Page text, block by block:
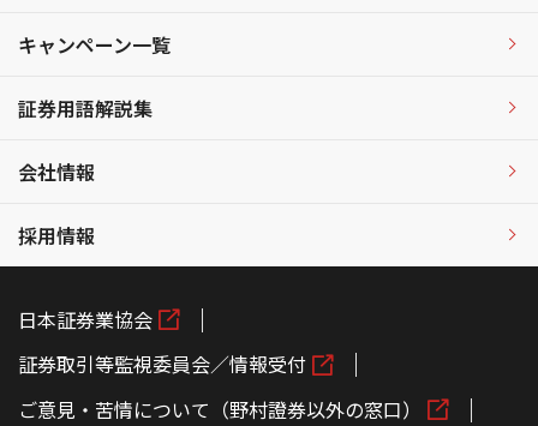
キャンペーン一覧
証券用語解説集
会社情報
採用情報
日本証券業協会
証券取引等監視委員会／情報受付
ご意見・苦情について（野村證券以外の窓口）